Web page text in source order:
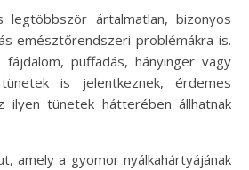
legtöbbször ártalmatlan, bizonyos
emésztőrendszeri problémákra is.
puffadás, hányinger vagy
is jelentkeznek, érdemes
ilyen tünetek hátterében állhatnak
amely a gyomor nyálkahártyájának